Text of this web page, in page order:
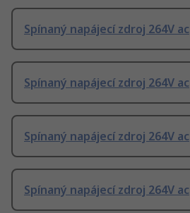
Spínaný napájecí zdroj 264V ac
Spínaný napájecí zdroj 264V ac
Spínaný napájecí zdroj 264V ac
Spínaný napájecí zdroj 264V ac